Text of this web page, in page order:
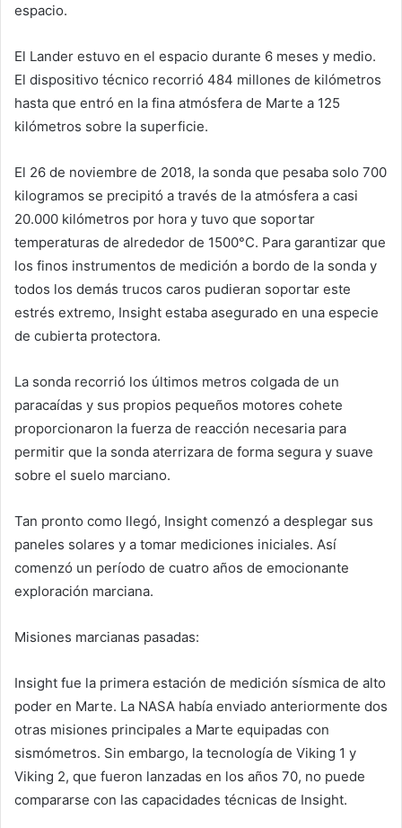
espacio.
El Lander estuvo en el espacio durante 6 meses y medio.
El dispositivo técnico recorrió 484 millones de kilómetros
hasta que entró en la fina atmósfera de Marte a 125
kilómetros sobre la superficie.
El 26 de noviembre de 2018, la sonda que pesaba solo 700
kilogramos se precipitó a través de la atmósfera a casi
20.000 kilómetros por hora y tuvo que soportar
temperaturas de alrededor de 1500°C. Para garantizar que
los finos instrumentos de medición a bordo de la sonda y
todos los demás trucos caros pudieran soportar este
estrés extremo, Insight estaba asegurado en una especie
de cubierta protectora.
La sonda recorrió los últimos metros colgada de un
paracaídas y sus propios pequeños motores cohete
proporcionaron la fuerza de reacción necesaria para
permitir que la sonda aterrizara de forma segura y suave
sobre el suelo marciano.
Tan pronto como llegó, Insight comenzó a desplegar sus
paneles solares y a tomar mediciones iniciales. Así
comenzó un período de cuatro años de emocionante
exploración marciana.
Misiones marcianas pasadas:
Insight fue la primera estación de medición sísmica de alto
poder en Marte. La NASA había enviado anteriormente dos
otras misiones principales a Marte equipadas con
sismómetros. Sin embargo, la tecnología de Viking 1 y
Viking 2, que fueron lanzadas en los años 70, no puede
compararse con las capacidades técnicas de Insight.